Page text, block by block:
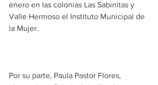
enero en las colonias Las Sabinitas y
Valle Hermoso el Instituto Municipal de
la Mujer.
Por su parte, Paula Pastor Flores,